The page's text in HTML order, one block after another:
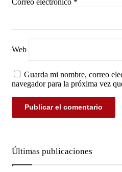
Correo electrónico *
Web
Guarda mi nombre, correo
navegador para la próxima vez
Últimas publicaciones